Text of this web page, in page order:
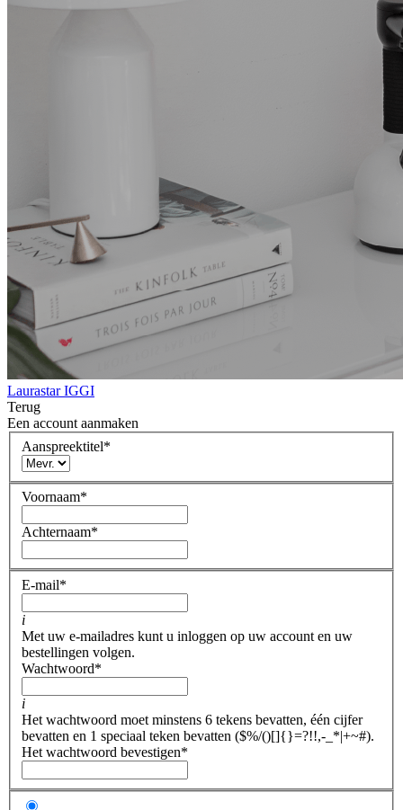
Laurastar IGGI
Terug
Een account aanmaken
Aanspreektitel*
Voornaam*
Achternaam*
E-mail*
i
Met uw e-mailadres kunt u inloggen op uw account en uw
bestellingen volgen.
Wachtwoord*
i
Het wachtwoord moet minstens 6 tekens bevatten, één cijfer
bevatten en 1 speciaal teken bevatten ($%/()[]{}=?!!,-_*|+~#).
Het wachtwoord bevestigen*